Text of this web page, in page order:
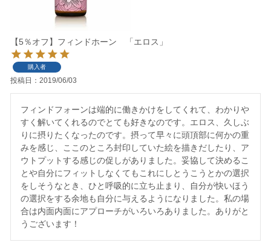
【5％オフ】フィンドホーン 「エロス」
購入者
投稿日 2019/06/03
フィンドフォーンは端的に働きかけをしてくれて、わかりや
すく解いてくれるのでとても好きなのです。エロス、久しぶ
りに摂りたくなったのです。摂って早々に頭頂部に何かの重
みを感じ、ここのところ封印していた絵を描きだしたり、ア
ウトプットする感じの促しがありました。妥協して決めるこ
とや自分にフィットしなくてもこれにしとうこうとかの選択
をしそうなとき、ひと呼吸的に立ち止まり、自分が快いほう
の選択をする余地も自分に与えるようになりました。私の場
合は内面内面にアプローチがいろいろありました。ありがと
うございます！